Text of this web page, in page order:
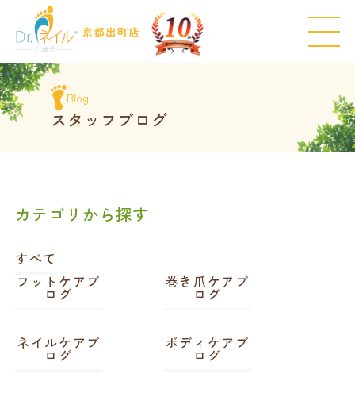
Blog
スタッフブログ
カテゴリから探す
すべて
フットケアブ
ログ
巻き爪ケアブ
ログ
ネイルケアブ
ログ
ボディケアブ
ログ